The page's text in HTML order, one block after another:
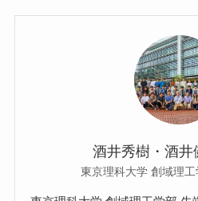
酒井秀樹・酒井
東京理科大学 創域理